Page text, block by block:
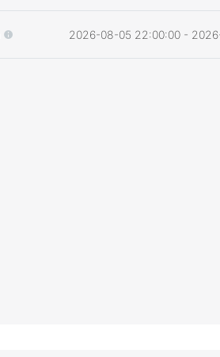
2026-08-05 22:00:00 -